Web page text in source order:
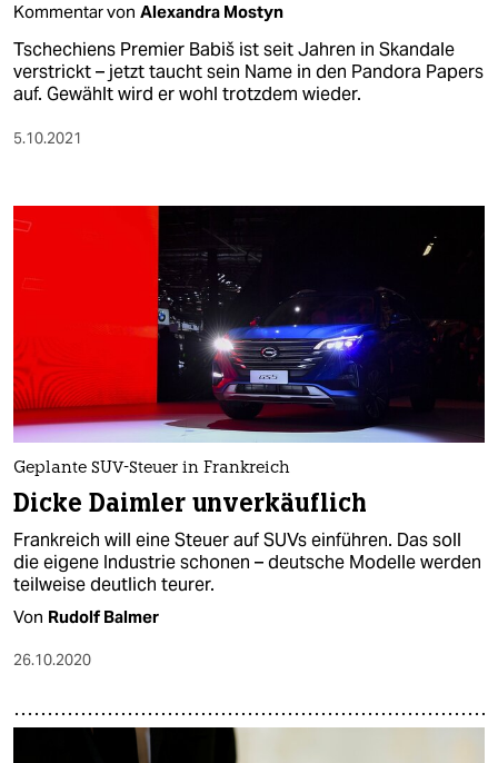
Kommentar von Alexandra Mostyn
Tschechiens Premier Babiš ist seit Jahren in Skandale
verstrickt – jetzt taucht sein Name in den Pandora Papers
auf. Gewählt wird er wohl trotzdem wieder.
5.10.2021
Geplante SUV-Steuer in Frankreich
Dicke Daimler unverkäuflich
Frankreich will eine Steuer auf SUVs einführen. Das soll
die eigene Industrie schonen – deutsche Modelle werden
teilweise deutlich teurer.
Von Rudolf Balmer
26.10.2020